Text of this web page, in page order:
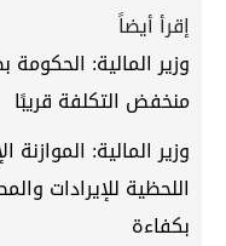
إقرأ أيضاً
وزير المالية:
منخفض التكلفة قريبًا
وزير المالية:
اللحظية للإيرادات
بكفاءة